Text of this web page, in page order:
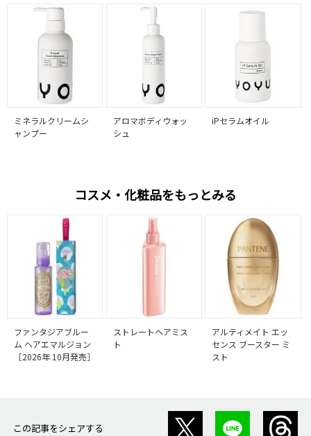
ミネラルクリームシ
ャンプー
アロマボディウォッ
シュ
iPセラムオイル
コスメ・化粧品をもっとみる
ファンタジアブルー
ム ヘアエマルジョン
［2026年 10月発売］
ストレートヘアミス
ト
アルティメイト エッ
センス ブースター ミ
スト
この記事をシェアする